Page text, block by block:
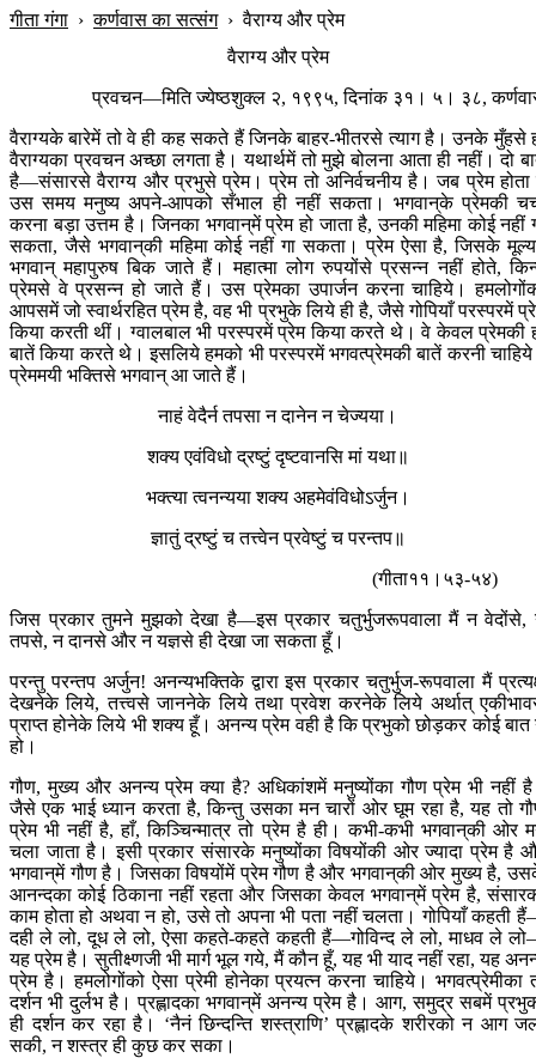
गीता गंगा ›कर्णवास का सत्संग›वैराग्य और प्रेम
वैराग्य और प्रेम
प्रवचन—मिति ज्येष्ठशुक्ल २, १९९५, दिनांक ३१। ५। ३८,
वैराग्यके बारेमें तो वे ही कह सकते हैं जिनके बाहर-भीतरसे त्याग है। उनके मुँहसे
वैराग्यका प्रवचन अच्छा लगता है। यथार्थमें तो मुझे बोलना आता ही नहीं। दो
है—संसारसे वैराग्य और प्रभुसे प्रेम। प्रेम तो अनिर्वचनीय है। जब प्रेम होता
उस समय मनुष्य अपने-आपको सँभाल ही नहीं सकता। भगवान‍्के प्रेमकी
करना बड़ा उत्तम है। जिनका भगवान‍्में प्रेम हो जाता है, उनकी महिमा कोई नहीं
सकता, जैसे भगवान‍्की महिमा कोई नहीं गा सकता। प्रेम ऐसा है, जिसके
भगवान् महापुरुष बिक जाते हैं। महात्मा लोग रुपयोंसे प्रसन्न नहीं होते,
प्रेमसे वे प्रसन्न हो जाते हैं। उस प्रेमका उपार्जन करना चाहिये।
आपसमें जो स्वार्थरहित प्रेम है, वह भी प्रभुके लिये ही है, जैसे गोपियाँ परस्परमें
किया करती थीं। ग्वालबाल भी परस्परमें प्रेम किया करते थे। वे केवल प्रेमकी
बातें किया करते थे। इसलिये हमको भी परस्परमें भगवत्प्रेमकी बातें करनी
प्रेममयी भक्तिसे भगवान् आ जाते हैं।
नाहं वेदैर्न तपसा न दानेन न चेज्यया।
शक्य एवंविधो द्रष्टुं दृष्टवानसि मां यथा॥
भक्त्या त्वनन्यया शक्य अहमेवंविधोऽर्जुन।
ज्ञातुं द्रष्टुं च तत्त्वेन प्रवेष्टुं च परन्तप॥
(गीता११।५३-५४)
जिस प्रकार तुमने मुझको देखा है—इस प्रकार चतुर्भुजरूपवाला मैं न वेदोंसे,
तपसे, न दानसे और न यज्ञसे ही देखा जा सकता हूँ।
परन्तु परन्तप अर्जुन! अनन्यभक्तिके द्वारा इस प्रकार चतुर्भुज-रूपवाला मैं
देखनेके लिये, तत्त्वसे जाननेके लिये तथा प्रवेश करनेके लिये अर्थात्
प्राप्त होनेके लिये भी शक्य हूँ। अनन्य प्रेम वही है कि प्रभुको छोड़कर कोई बात
हो।
गौण, मुख्य और अनन्य प्रेम क्या है? अधिकांशमें मनुष्योंका गौण प्रेम भी नहीं
जैसे एक भाई ध्यान करता है, किन्तु उसका मन चारों ओर घूम रहा है, यह तो
प्रेम भी नहीं है, हाँ, किञ्चिन्मात्र तो प्रेम है ही। कभी-कभी भगवान‍्की ओर
चला जाता है। इसी प्रकार संसारके मनुष्योंका विषयोंकी ओर ज्यादा प्रेम है
भगवान‍्में गौण है। जिसका विषयोंमें प्रेम गौण है और भगवान‍्की ओर मुख्य है,
आनन्दका कोई ठिकाना नहीं रहता और जिसका केवल भगवान‍्में प्रेम है,
काम होता हो अथवा न हो, उसे तो अपना भी पता नहीं चलता। गोपियाँ कहती
दही ले लो, दूध ले लो, ऐसा कहते-कहते कहती हैं—गोविन्द ले लो, माधव ले
यह प्रेम है। सुतीक्ष्णजी भी मार्ग भूल गये, मैं कौन हूँ, यह भी याद नहीं रहा, यह
प्रेम है। हमलोगोंको ऐसा प्रेमी होनेका प्रयत्न करना चाहिये। भगवत्प्रेमीका
दर्शन भी दुर्लभ है। प्रह्लादका भगवान‍्में अनन्य प्रेम है। आग, समुद्र सबमें
ही दर्शन कर रहा है। ‘नैनं छिन्दन्ति शस्त्राणि’ प्रह्लादके शरीरको न आग
सकी, न शस्त्र ही कुछ कर सका।